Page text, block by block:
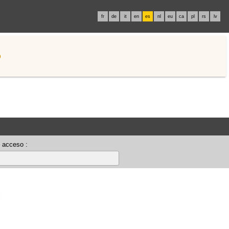
fr de it en es nl eu ca pl rs lv
acceso :